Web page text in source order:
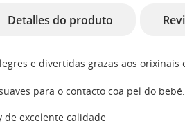
Detalles do produto
e divertidas grazas aos orixinais
para o contacto coa pel do bebé.
de excelente calidade